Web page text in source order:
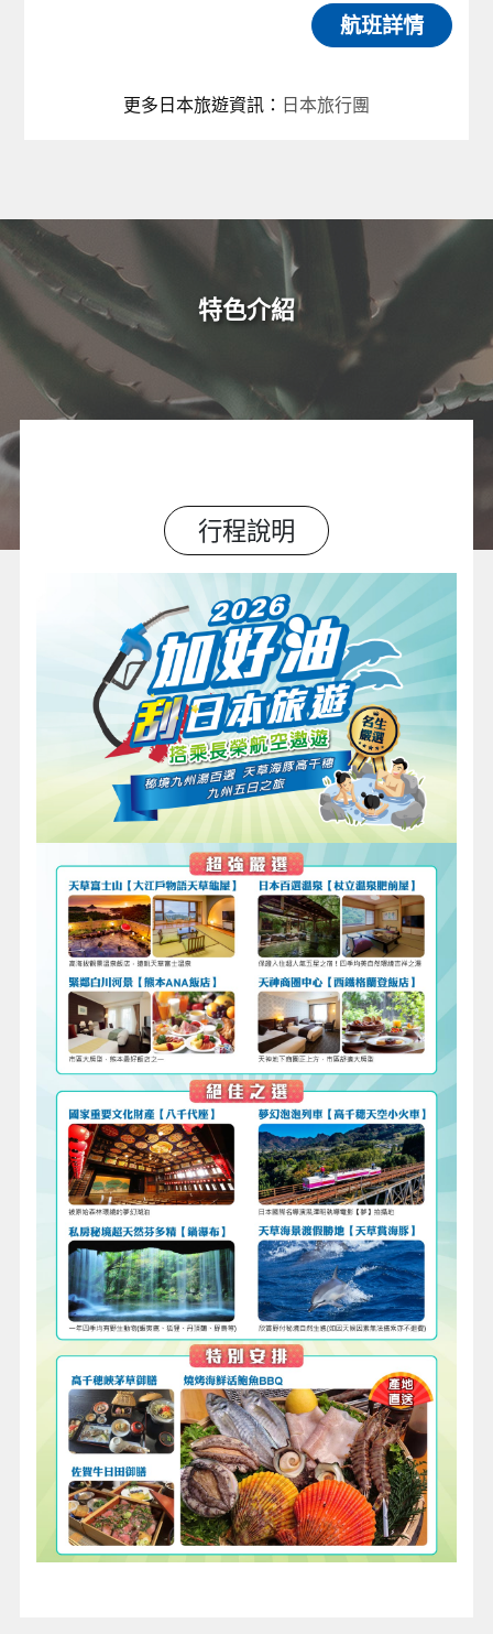
航班詳情
更多日本旅遊資訊 ： 日本旅行團
特色介紹
行程說明